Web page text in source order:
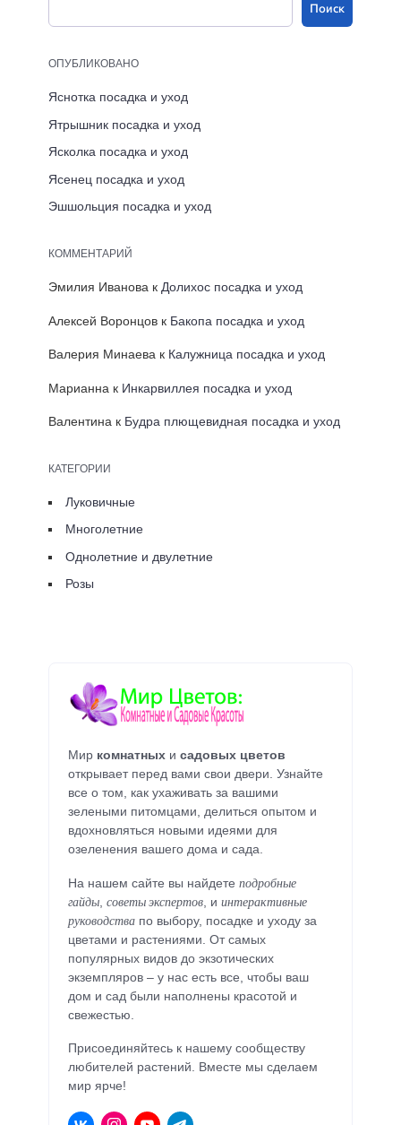
Поиск
ОПУБЛИКОВАНО
Яснотка посадка и уход
Ятрышник посадка и уход
Ясколка посадка и уход
Ясенец посадка и уход
Эшшольция посадка и уход
КОММЕНТАРИЙ
Эмилия Иванова к Долихос посадка и уход
Алексей Воронцов к Бакопа посадка и уход
Валерия Минаева к Калужница посадка и уход
Марианна к Инкарвиллея посадка и уход
Валентина к Будра плющевидная посадка и уход
КАТЕГОРИИ
Луковичные
Многолетние
Однолетние и двулетние
Розы
Мир комнатных и садовых цветов
открывает перед вами свои двери. Узнайте
все о том, как ухаживать за вашими
зелеными питомцами, делиться опытом и
вдохновляться новыми идеями для
озеленения вашего дома и сада.
На нашем сайте вы найдете подробные
гайды советы экспертов , и интерактивные
руководства по выбору, посадке и уходу за
цветами и растениями. От самых
популярных видов до экзотических
экземпляров – у нас есть все, чтобы ваш
дом и сад были наполнены красотой и
свежестью.
Присоединяйтесь к нашему сообществу
любителей растений. Вместе мы сделаем
мир ярче!